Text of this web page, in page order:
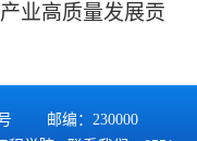
业高质量发展贡
号 邮编：230000